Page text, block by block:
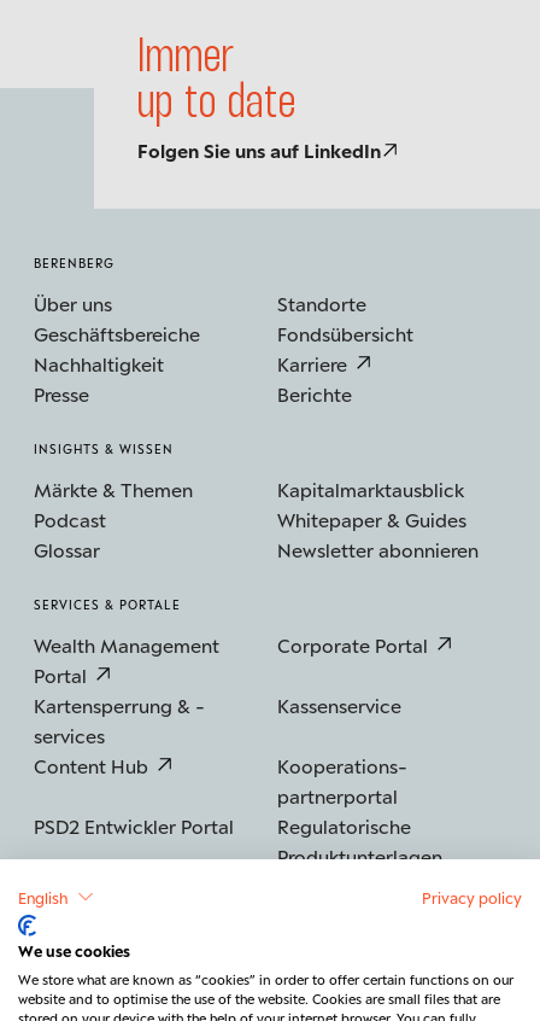
Immer
up to date
Folgen Sie uns auf LinkedIn
BERENBERG
Über uns
Standorte
Geschäftsbereiche
Fondsübersicht
Nachhaltigkeit
Karriere
Presse
Berichte
INSIGHTS & WISSEN
Märkte & Themen
Kapitalmarktausblick
Podcast
Whitepaper & Guides
Glossar
Newsletter abonnieren
SERVICES & PORTALE
Wealth Management
Portal
Corporate Portal
Kartensperrung & -
services
Kassenservice
Content Hub
Kooperations­
partnerportal
PSD2 Entwickler Portal
Regulatorische
Produktunterlagen
Datenschutz Sicherheit Barrierefreiheit
English Privacy policy
We use cookies
We store what are known as “cookies” in order to offer certain functions on our
website and to optimise the use of the website. Cookies are small files that are